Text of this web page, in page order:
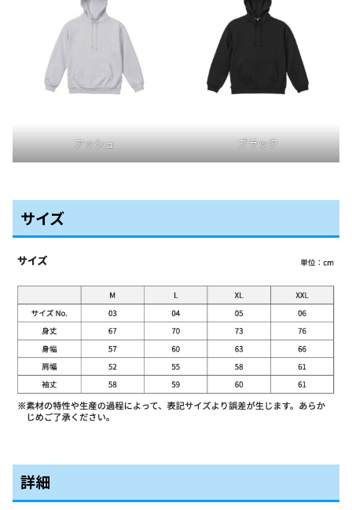
アッシュ ブラック
サイズ
詳細